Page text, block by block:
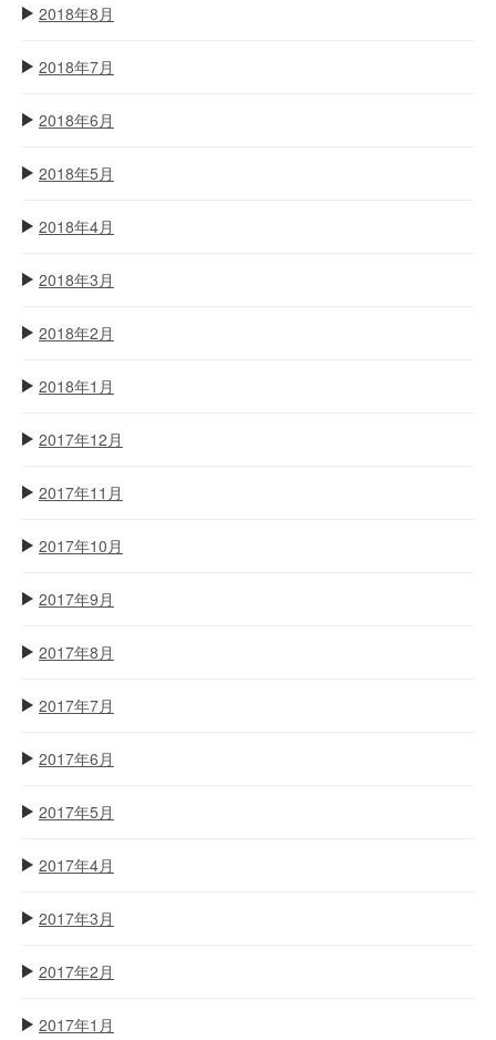
2018年8月
2018年7月
2018年6月
2018年5月
2018年4月
2018年3月
2018年2月
2018年1月
2017年12月
2017年11月
2017年10月
2017年9月
2017年8月
2017年7月
2017年6月
2017年5月
2017年4月
2017年3月
2017年2月
2017年1月